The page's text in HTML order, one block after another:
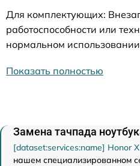
Для комплектующих:
работоспособности или
нормальном
Показать полностью
Замена тачпада
[dataset:services:name] Honor
нашем специализированном